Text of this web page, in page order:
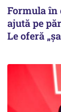
Formula în
ajută pe
Le oferă